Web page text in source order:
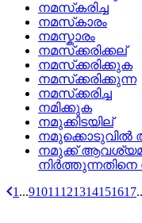
നമസ്‌കരിച്ച
നമസ്‌കാരം
നമസ്കാരം
നമസ്‌ക്കരിക്കല്
നമസ്‌ക്കരിക്കുക
നമസ്‌ക്കരിക്കുന്ന
നമസ്‌ക്കരിച്ച
നമിക്കുക
നമുക്കിടയില്
നമുക്കൊടുവില്‍
നമുക്ക്‌
നിര്‍ത്തുന്നതിനെ
1 ...91011 121314151617